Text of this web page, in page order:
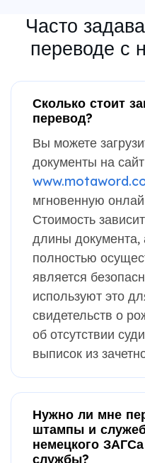
Часто
переводе с
Сколько стоит
перевод?
Вы можете
документы на сайт
мгновенную
Стоимость
длины документа,
полностью
является
используют это
свидетельств о
об отсутствии
выписок из
Нужно ли мне
штампы и
немецкого
службы?